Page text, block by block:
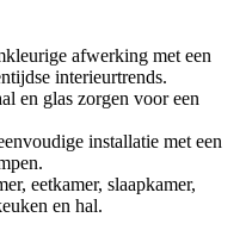
afwerking met een
interieurtrends.
en glas zorgen voor een
installatie met een
eetkamer, slaapkamer,
en hal.